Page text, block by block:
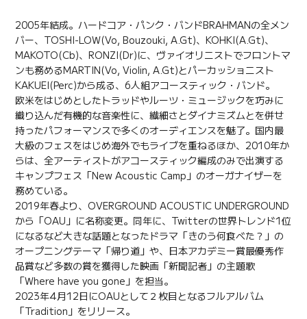
2005年結成。ハードコア・パンク・バンドBRAHMANの全メン
バー、TOSHI-LOW(Vo, Bouzouki, A.Gt)、KOHKI(A.Gt)、
MAKOTO(Cb)、RONZI(Dr)に、ヴァイオリニストでフロントマ
ンも務めるMARTIN(Vo, Violin, A.Gt)とパーカッショニスト
KAKUEI(Perc)から成る、6人組アコースティック・バンド。
欧米をはじめとしたトラッドやルーツ・ミュージックを巧みに
織り込んだ有機的な音楽性に、繊細さとダイナミズムとを併せ
持ったパフォーマンスで多くのオーディエンスを魅了。国内最
大級のフェスをはじめ海外でもライブを重ねるほか、2010年か
らは、全アーティストがアコースティック編成のみで出演する
キャンプフェス「New Acoustic Camp」のオーガナイザーを
務めている。
2019年春より、OVERGROUND ACOUSTIC UNDERGROUND
から「OAU」に名称変更。同年に、Twitterの世界トレンド1位
になるなど大きな話題となったドラマ「きのう何食べた？」の
オープニングテーマ「帰り道」や、日本アカデミー賞最優秀作
品賞など多数の賞を獲得した映画「新聞記者」の主題歌
「Where have you gone」を担当。
2023年4月12日にOAUとして２枚目となるフルアルバム
「Tradition」をリリース。